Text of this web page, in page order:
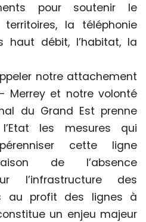
pour soutenir le
la téléphonie
haut débit, l’habitat, la
notre attachement
Merrey et notre volonté
du Grand Est prenne
les mesures qui
cette ligne
de l’absence
l’infrastructure des
au profit des lignes à
un enjeu majeur